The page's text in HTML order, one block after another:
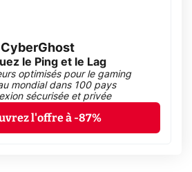
CyberGhost
le Ping et le Lag
optimisés pour le gaming
mondial dans 100 pays
sécurisée et privée
l'offre à -87%